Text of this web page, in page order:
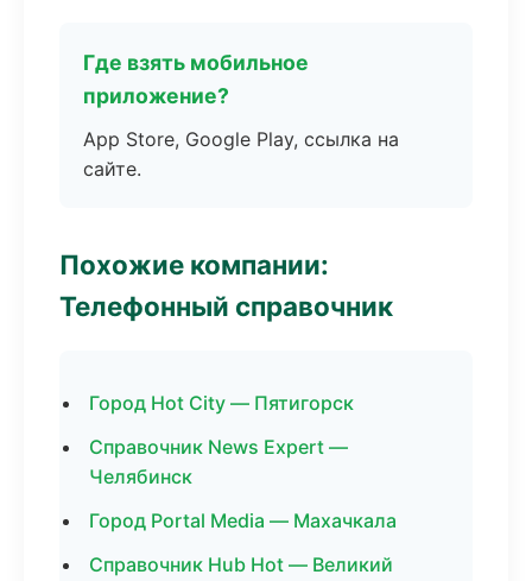
Где взять мобильное
приложение?
App Store, Google Play, ссылка на
сайте.
Похожие компании:
Телефонный справочник
Город Hot City — Пятигорск
Справочник News Expert —
Челябинск
Город Portal Media — Махачкала
Справочник Hub Hot — Великий